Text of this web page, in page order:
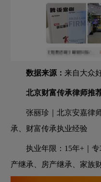
数据来源：来自大众
北京财富传承律师推
张丽珍｜北京安嘉律师
承、财富传承执业经验
执业年限：15年+｜专
产继承、房产继承、家族